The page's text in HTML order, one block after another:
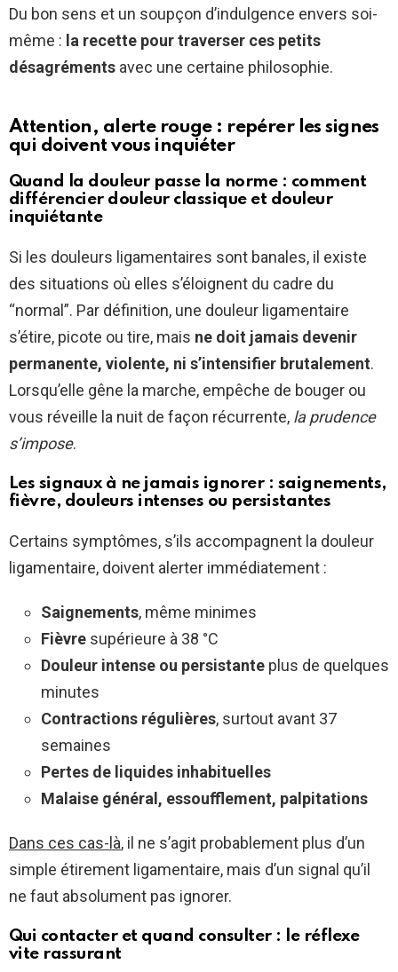
Du bon sens et un soupçon d’indulgence envers soi-
même : la recette pour traverser ces petits
désagréments avec une certaine philosophie.
Attention, alerte rouge : repérer les signes
qui doivent vous inquiéter
Quand la douleur passe la norme : comment
différencier douleur classique et douleur
inquiétante
Si les douleurs ligamentaires sont banales, il existe
des situations où elles s’éloignent du cadre du
“normal”. Par définition, une douleur ligamentaire
s’étire, picote ou tire, mais ne doit jamais devenir
permanente, violente, ni s’intensifier brutalement.
Lorsqu’elle gêne la marche, empêche de bouger ou
vous réveille la nuit de façon récurrente, la prudence
s’impose.
Les signaux à ne jamais ignorer : saignements,
fièvre, douleurs intenses ou persistantes
Certains symptômes, s’ils accompagnent la douleur
ligamentaire, doivent alerter immédiatement :
Saignements, même minimes
Fièvre supérieure à 38 °C
Douleur intense ou persistante plus de quelques
minutes
Contractions régulières, surtout avant 37
semaines
Pertes de liquides inhabituelles
Malaise général, essoufflement, palpitations
Dans ces cas-là, il ne s’agit probablement plus d’un
simple étirement ligamentaire, mais d’un signal qu’il
ne faut absolument pas ignorer.
Qui contacter et quand consulter : le réflexe
vite rassurant